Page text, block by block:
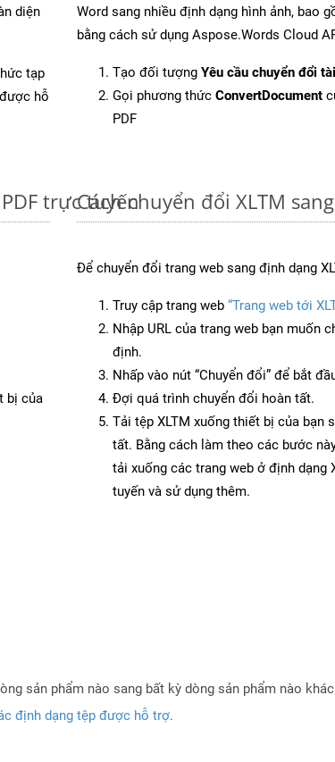
diện
tạp
hỗ
Word sang nhiều định dạng hình ảnh, bao
bằng cách sử dụng Aspose.Words Cloud
Tạo đối tượng Yêu cầu chuyển đổi
Gọi phương thức ConvertDocument
PDF
trực tuyến
bị của
Cách chuyển đổi XLTM
Để chuyển đổi trang web sang định dạng
Truy cập trang web “Trang web tới
Nhập URL của trang web bạn muốn
định.
Nhấp vào nút “Chuyển đổi” để bắt
Đợi quá trình chuyển đổi hoàn tất.
Tải tệp XLTM xuống thiết bị của bạn
tất. Bằng cách làm theo các bước
tải xuống các trang web ở định dạng
tuyến và sử dụng thêm.
sản phẩm nào sang bất kỳ dòng sản phẩm nào khác
định dạng tệp được hỗ trợ.